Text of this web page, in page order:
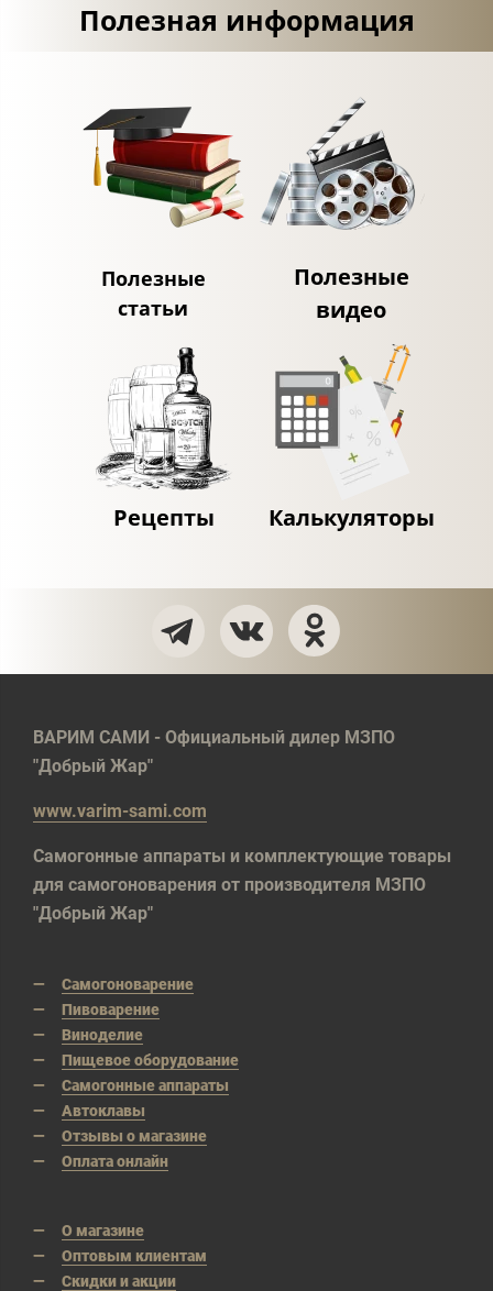
Полезная информация
Полезные
статьи
Полезные
видео
Рецепты Калькуляторы
ВАРИМ САМИ - Официальный дилер МЗПО
"Добрый Жар"
www.varim-sami.com
Самогонные аппараты и комплектующие товары
для самогоноварения от производителя МЗПО
"Добрый Жар"
Самогоноварение
Пивоварение
Виноделие
Пищевое оборудование
Самогонные аппараты
Автоклавы
Отзывы о магазине
Оплата онлайн
О магазине
Оптовым клиентам
Скидки и акции